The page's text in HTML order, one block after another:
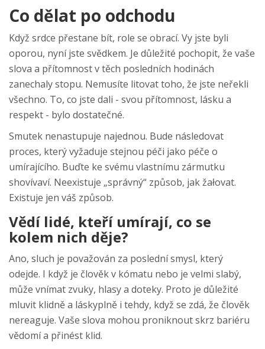
Co dělat po odchodu
Když srdce přestane bít, role se obrací. Vy jste byli
oporou, nyní jste svědkem. Je důležité pochopit, že vaše
slova a přítomnost v těch posledních hodinách
zanechaly stopu. Nemusíte litovat toho, že jste neřekli
všechno. To, co jste dali - svou přítomnost, lásku a
respekt - bylo dostatečné.
Smutek nenastupuje najednou. Bude následovat
proces, který vyžaduje stejnou péči jako péče o
umírajícího. Buďte ke svému vlastnímu zármutku
shovívaví. Neexistuje „správný“ způsob, jak žałovat.
Existuje jen váš způsob.
Vědí lidé, kteří umírají, co se
kolem nich děje?
Ano, sluch je považován za poslední smysl, který
odejde. I když je člověk v kómatu nebo je velmi slabý,
může vnímat zvuky, hlasy a doteky. Proto je důležité
mluvit klidně a láskyplně i tehdy, když se zdá, že člověk
nereaguje. Vaše slova mohou proniknout skrz bariéru
vědomí a přinést klid.